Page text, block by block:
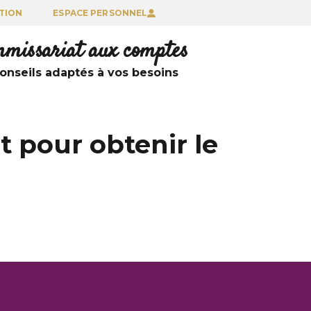
ESPACE PERSONNEL
aux comptes
adaptés à vos besoins
pour obtenir le